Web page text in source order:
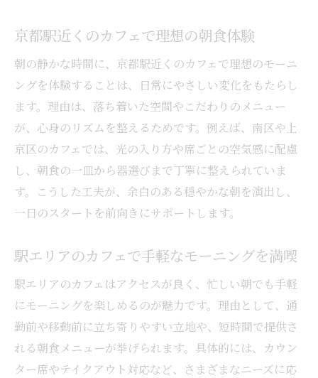
京都駅近くのカフェで理想の朝食体験
朝の静かな時間に、京都駅近くのカフェで理想のモーニ
ングを体験することは、日常にやさしい変化をもたらし
ます。理由は、落ち着いた空間やこだわりのメニュー
が、心身のリズムを整えるためです。例えば、南区や上
京区のカフェでは、光の入り方や席ごとの空気感に配慮
し、朝食の一皿から器選びまで丁寧に整えられていま
す。こうした工夫が、余白のある穏やかな朝を演出し、
一日のスタートを前向きにサポートします。
駅エリアのカフェで手軽なモーニングを満喫
駅エリアのカフェはアクセスが良く、忙しい朝でも手軽
にモーニングを楽しめるのが魅力です。理由として、通
勤前や移動前に立ち寄りやすい立地や、短時間で提供さ
れる朝食メニューが挙げられます。具体的には、カウン
ター席やテイクアウト対応など、さまざまなニーズに応